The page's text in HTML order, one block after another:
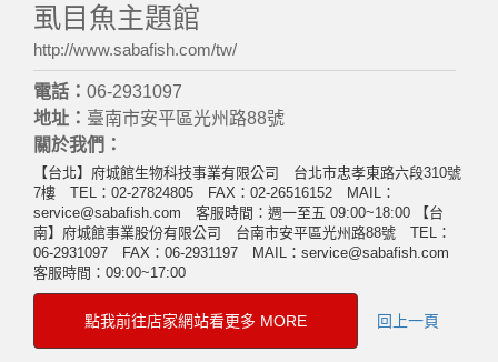
虱目魚主題館
http://www.sabafish.com/tw/
電話： 06-2931097
地址： 臺南市安平區光州路88號
關於我們：
【台北】府城館生物科技事業有限公司 台北市忠孝東路六段310號
7樓 TEL：02-27824805 FAX：02-26516152 MAIL：
service@sabafish.com 客服時間：週一至五 09:00~18:00 【台
南】府城館事業股份有限公司 台南市安平區光州路88號 TEL：
06-2931097 FAX：06-2931197 MAIL：service@sabafish.com
客服時間：09:00~17:00
點我前往店家網站看更多 MORE 回上一頁